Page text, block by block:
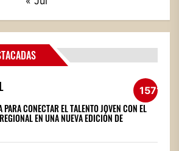
1571
PARA CONECTAR EL TALENTO JOVEN CON EL
EN UNA NUEVA EDICIÓN DE